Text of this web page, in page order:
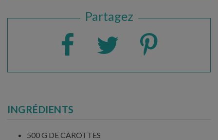
Partagez
INGRÉDIENTS
500 G DE CAROTTES